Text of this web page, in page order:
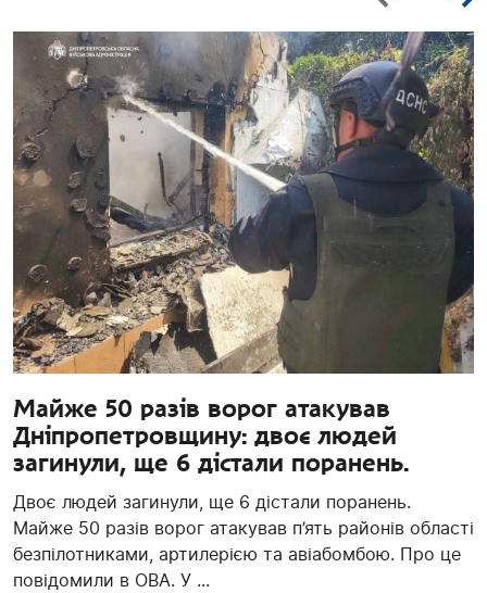
Майже 50 разів ворог атакував
Дніпропетровщину: двоє людей
загинули, ще 6 дістали поранень.
Двоє людей загинули, ще 6 дістали поранень.
Майже 50 разів ворог атакував п’ять районів області
безпілотниками, артилерією та авіабомбою. Про це
повідомили в ОВА. У ...